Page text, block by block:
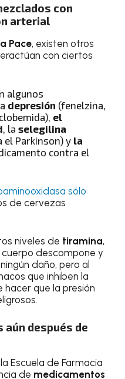
con
arterial
Pace, existen otros
con ciertos
algunos
depresión (fenelzina,
el
, laselegilina
el Parkinson) y la
contra el
sólo
de cervezas
niveles de tiramina,
descompone y
daño, pero al
que inhiben la
hacer que la presión
aún después de
Escuela de Farmacia
de medicamentos